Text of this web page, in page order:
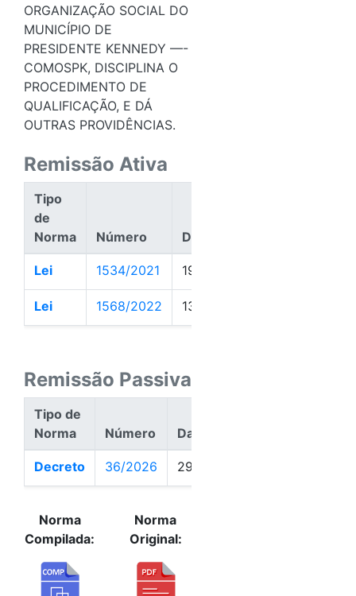
ORGANIZAÇÃO SOCIAL DO
MUNICÍPIO DE
PRESIDENTE KENNEDY —-
COMOSPK, DISCIPLINA O
PROCEDIMENTO DE
QUALIFICAÇÃO, E DÁ
OUTRAS PROVIDÊNCIAS.
Remissão Ativa
Tipo
de
Norma
Número Data
Lei 1534/2021 19/07/2021
Lei 1568/2022 13/04/2022
Remissão Passiva
Tipo de
Norma
Número Data
Decreto 36/2026 29/06/2026
Norma
Compilada:
Norma
Original: